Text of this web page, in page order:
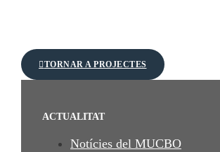
TORNAR A PROJECTES
ACTUALITAT
Notícies del MUCBO